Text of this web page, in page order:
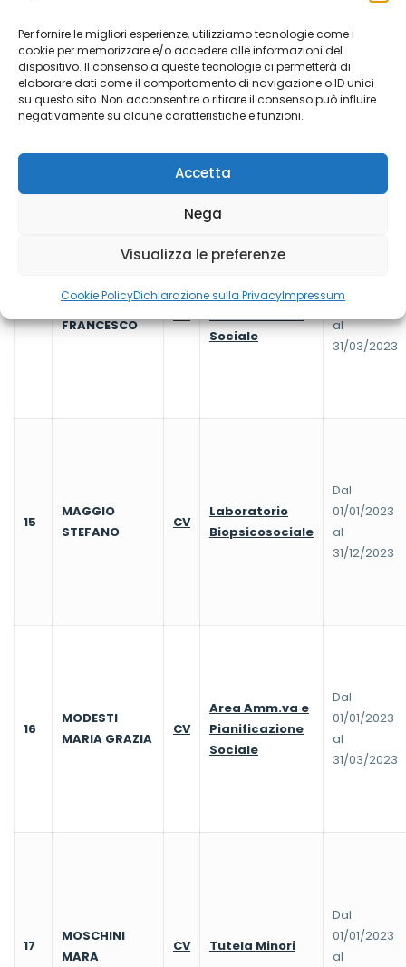
Per fornire le migliori esperienze, utilizziamo tecnologie come i
cookie per memorizzare e/o accedere alle informazioni del
dispositivo. Il consenso a queste tecnologie ci permetterà di
elaborare dati come il comportamento di navigazione o ID unici
su questo sito. Non acconsentire o ritirare il consenso può influire
negativamente su alcune caratteristiche e funzioni.
Accetta
Nega
Visualizza le preferenze
Cookie PolicyDichiarazione sulla PrivacyImpressum
13
GIONCADA
MASSIMILIANO
CV
Consulente
Legale per
operatori del
Distretto
Dal
29/11/2021 al
31/12/2022
LAZZARI
FRANCESCO
Area Amm.va e
Sociale
01/01/2023
al
31/03/2023
15
MAGGIO
STEFANO
CV
Laboratorio
Biopsicosociale
Dal
01/01/2023
al
31/12/2023
16
MODESTI
MARIA GRAZIA
CV
Area Amm.va e
Pianificazione
Sociale
Dal
01/01/2023
al
31/03/2023
17
MOSCHINI
MARA
CV Tutela Minori
Dal
01/01/2023
al